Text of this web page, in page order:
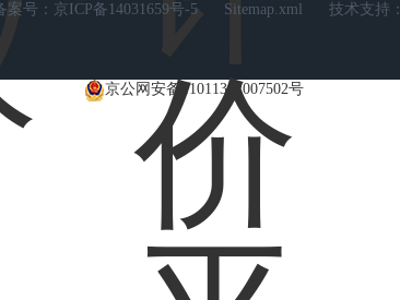
案号： 京ICP备14031659号-5 Sitemap.xml 技术支持：
京公网安备11011302007502号